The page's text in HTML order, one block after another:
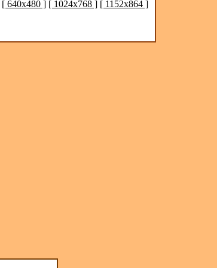
[ 640x480 ] [ 1024x768 ] [ 1152x864 ]